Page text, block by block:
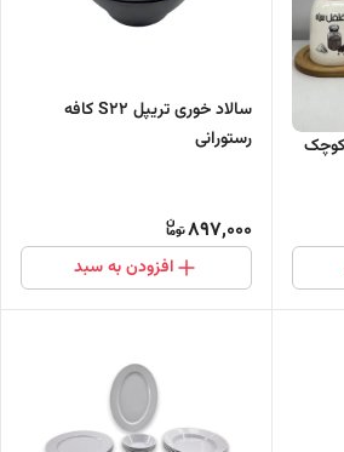
سالاد خوری تریپل S22 کافه
رستورانی
897,000
افزودن به سبد